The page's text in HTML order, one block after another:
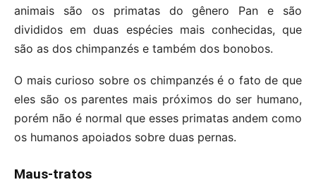
animais são os primatas do gênero Pan e são
divididos em duas espécies mais conhecidas, que
são as dos chimpanzés e também dos bonobos.
O mais curioso sobre os chimpanzés é o fato de que
eles são os parentes mais próximos do ser humano,
porém não é normal que esses primatas andem como
os humanos apoiados sobre duas pernas.
Maus-tratos